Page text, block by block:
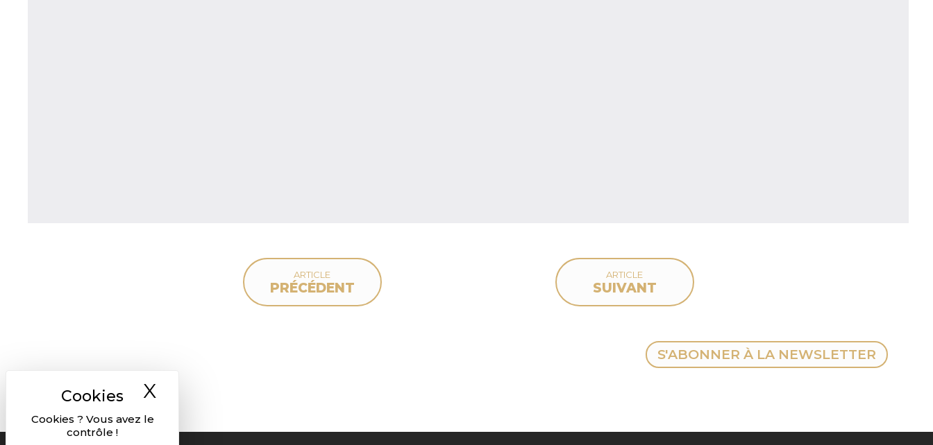
Cookies ? Vous avez le
contrôle !
X
ARTICLE
PRÉCÉDENT
ARTICLE
SUIVANT
S'ABONNER À LA NEWSLETTER